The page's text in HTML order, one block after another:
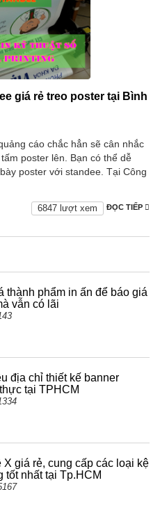
giá rẻ treo poster tại Bình
cáo chắc hẳn sẽ cân nhắc
poster lên. Bạn có thể dễ
poster với standee. Tại Công
ĐỌC TIẾP
6847 lượt xem
thành phẩm in ấn để báo giá
vẫn có lãi
địa chỉ thiết kế banner
tại TPHCM
X giá rẻ, cung cấp các loại kệ
tốt nhất tại Tp.HCM